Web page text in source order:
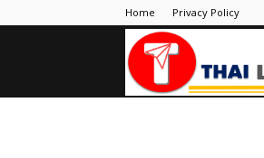
Home Privacy Policy